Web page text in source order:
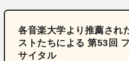
各音楽大学より推薦され
ストたちによる 第53回
サイタル